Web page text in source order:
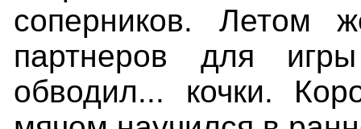
соперников. Летом
партнеров для
обводил... кочки.